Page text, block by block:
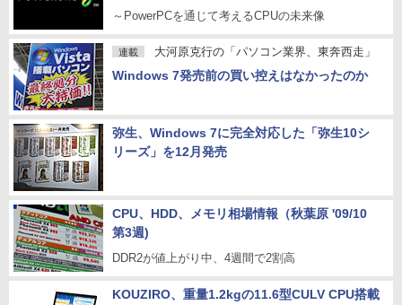
～PowerPCを通じて考えるCPUの未来像
連載 大河原克行の「パソコン業界、東奔西走」
Windows 7発売前の買い控えはなかったのか
弥生、Windows 7に完全対応した「弥生10シ
リーズ」を12月発売
CPU、HDD、メモリ相場情報（秋葉原 '09/10
第3週)
DDR2が値上がり中、4週間で2割高
KOUZIRO、重量1.2kgの11.6型CULV CPU搭載